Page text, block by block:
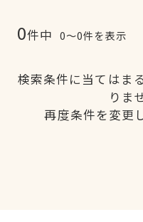
0件中 0〜0件を表示
検索条件に当てはま
りま
再度条件を変更